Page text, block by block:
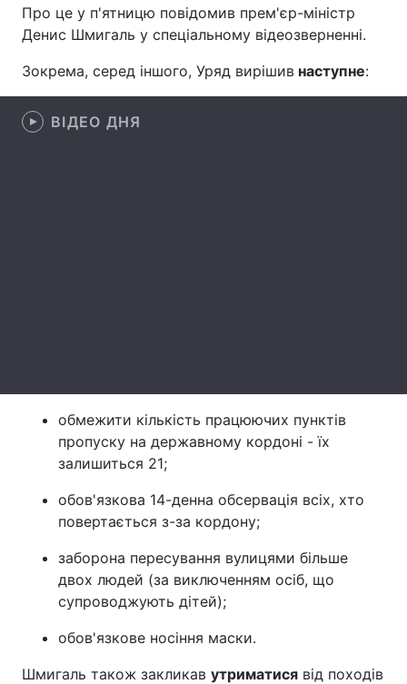
Економіка Світ
Спорт Наука
Техно і зв'язок
Архів Вакансії
Послуги
Про це у п'ятницю повідомив прем'єр-міністр
Денис Шмигаль у спеціальному відеозверненні.
Зокрема, серед іншого, Уряд вирішив наступне:
ВІДЕО ДНЯ
обмежити кількість працюючих пунктів
пропуску на державному кордоні - їх
залишиться 21;
обов'язкова 14-денна обсервація всіх, хто
повертається з-за кордону;
заборона пересування вулицями більше
двох людей (за виключенням осіб, що
супроводжують дітей);
обов'язкове носіння маски.
Шмигаль також закликав утриматися від походів